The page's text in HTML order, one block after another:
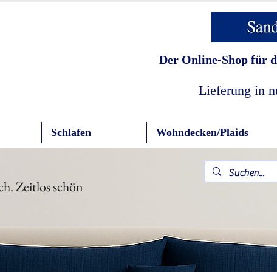
Der Online-Shop für
Lieferung in
Schlafen Wohndecken/Plaids
Zeitlos schön